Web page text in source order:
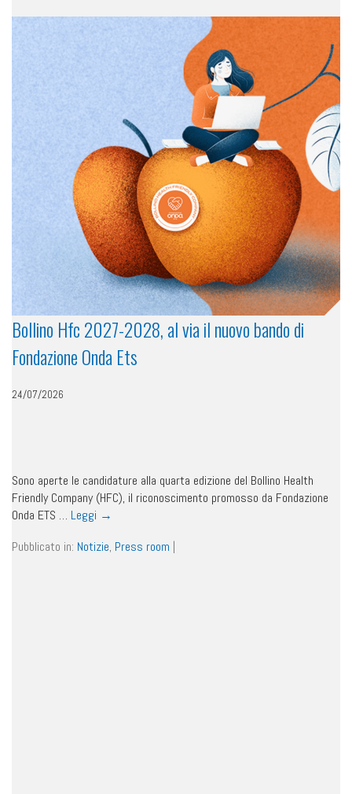
Bollino Hfc 2027-2028, al via il nuovo bando di
Fondazione Onda Ets
24/07/2026
Sono aperte le candidature alla quarta edizione del Bollino Health
Friendly Company (HFC), il riconoscimento promosso da Fondazione
Onda ETS … Leggi →
Pubblicato in: Notizie, Press room |